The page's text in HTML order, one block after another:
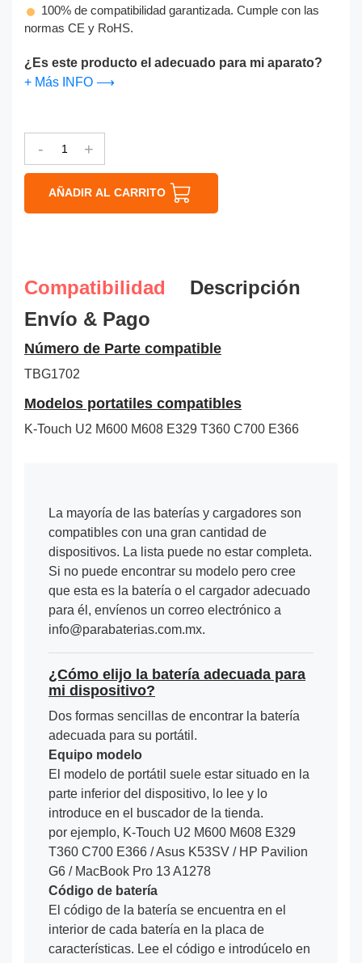
100% de compatibilidad garantizada. Cumple con las
normas CE y RoHS.
¿Es este producto el adecuado para mi aparato?
+ Más INFO ⟶
- +
AÑADIR AL CARRITO
Compatibilidad
Descripción
Envío & Pago
Número de Parte compatible
TBG1702
Modelos portatiles compatibles
K-Touch U2 M600 M608 E329 T360 C700 E366
La mayoría de las baterías y cargadores son
compatibles con una gran cantidad de
dispositivos. La lista puede no estar completa.
Si no puede encontrar su modelo pero cree
que esta es la batería o el cargador adecuado
para él, envíenos un correo electrónico a
info@parabaterias.com.mx.
¿Cómo elijo la batería adecuada para
mi dispositivo?
Dos formas sencillas de encontrar la batería
adecuada para su portátil.
Equipo modelo
El modelo de portátil suele estar situado en la
parte inferior del dispositivo, lo lee y lo
introduce en el buscador de la tienda.
por ejemplo, K-Touch U2 M600 M608 E329
T360 C700 E366 / Asus K53SV / HP Pavilion
G6 / MacBook Pro 13 A1278
Código de batería
El código de la batería se encuentra en el
interior de cada batería en la placa de
características. Lee el código e introdúcelo en